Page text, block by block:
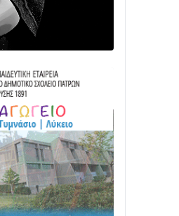
που
ΓΙΑ ΦΩΤΙΑ ΣΤΟΝ
ΓΡΑΝΙΤΣΑ
μέρος στο Λυγιά